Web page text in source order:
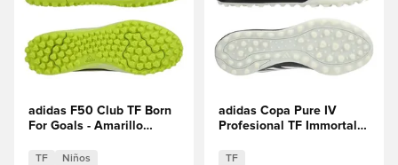
adidas F50 Club TF Born
For Goals - Amarillo
lúcido Niños
TF Niños
adidas Copa Pure IV
Profesional TF Immortal
lúcido
TF